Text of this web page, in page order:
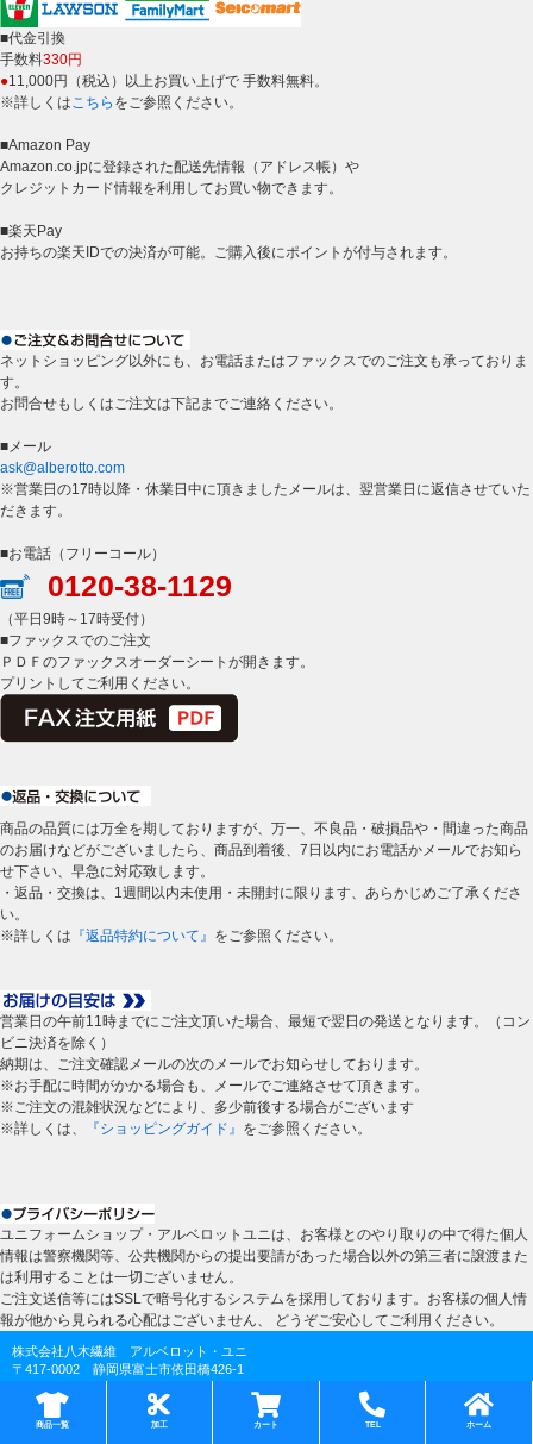
■代金引換
手数料330円
●11,000円（税込）以上お買い上げで 手数料無料。
※詳しくはこちら をご参照ください。
■Amazon Pay
Amazon.co.jpに登録された配送先情報（アドレス帳）や
クレジットカード情報を利用してお買い物できます。
■楽天Pay
お持ちの楽天IDでの決済が可能。ご購入後にポイントが付与されます。
ネットショッピング以外にも、お電話またはファックスでのご注文も承っておりま
す。
お問合せもしくはご注文は下記までご連絡ください。
■メール
ask@alberotto.com
※営業日の17時以降・休業日中に頂きましたメールは、翌営業日に返信させていた
だきます。
■お電話（フリーコール）
0120-38-1129
（平日9時～17時受付）
■ファックスでのご注文
ＰＤＦのファックスオーダーシートが開きます。
プリントしてご利用ください。
商品の品質には万全を期しておりますが、万一、不良品・破損品や・間違った商品
のお届けなどがございましたら、商品到着後、7日以内にお電話かメールでお知ら
せ下さい、早急に対応致します。
・返品・交換は、1週間以内未使用・未開封に限ります、あらかじめご了承くださ
い。
※詳しくは 『返品特約について』 をご参照ください。
営業日の午前11時までにご注文頂いた場合、最短で翌日の発送となります。（コン
ビニ決済を除く）
納期は、ご注文確認メールの次のメールでお知らせしております。
※お手配に時間がかかる場合も、メールでご連絡させて頂きます。
※ご注文の混雑状況などにより、多少前後する場合がございます
※詳しくは、
『ショッピングガイド』 をご参照ください。
ユニフォームショップ・アルベロットユニは、お客様とのやり取りの中で得た個人
情報は警察機関等、公共機関からの提出要請があった場合以外の第三者に譲渡また
は利用することは一切ございません。
ご注文送信等にはSSLで暗号化するシステムを採用しております。お客様の個人情
報が他から見られる心配はございません、 どうぞご安心してご利用ください。
株式会社八木繊維 アルベロット・ユニ
〒417-0002 静岡県富士市依田橋426-1
※電話によるお問い合わせは、
月曜日から金曜日の9：30～17：30までとなります。
商品一覧 加工 カート TEL ホーム